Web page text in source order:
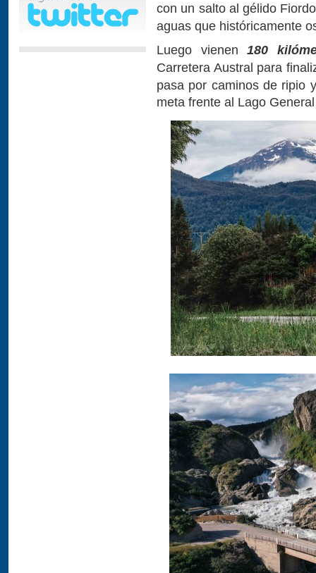
con un salto al gélido
aguas que históricamente
Luego vienen 180
Carretera Austral para
pasa por caminos de ripio
meta frente al Lago